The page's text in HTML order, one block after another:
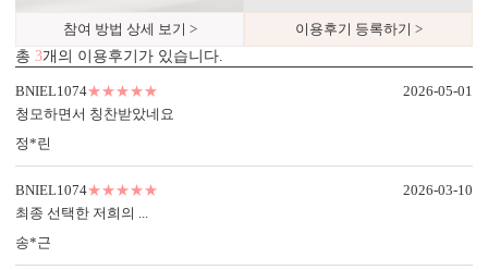
컬러 봉투
다양한 컬러 봉투가 준비되어 있습니다.
BNIEL1074의 제작 공정
참여 방법 상세 보기 >
이용후기 등록하기 >
총 3개의 이용후기가 있습니다.
BNIEL1074★★★★★
청모하면서 칭찬받았네요
정*린
2026-05-01
BNIEL1074★★★★★
최종 선택한 저희의 ...
송*근
2026-03-10